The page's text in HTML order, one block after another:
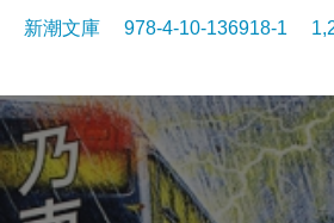
新潮文庫 978-4-10-136918-1